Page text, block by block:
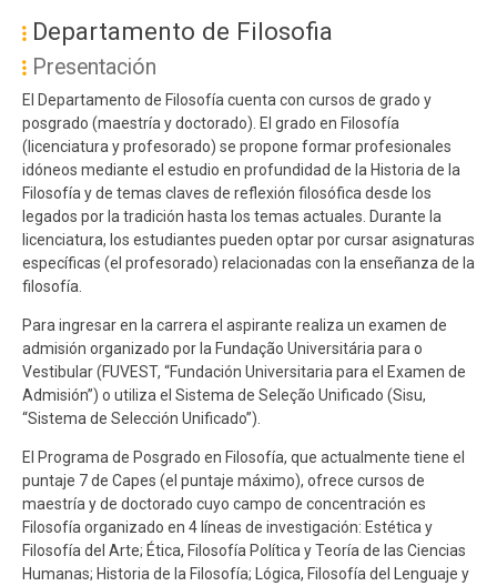
ES Departamento de Filosofia
Presentación
El Departamento de Filosofía cuenta con cursos de grado y
posgrado (maestría y doctorado). El grado en Filosofía
(licenciatura y profesorado) se propone formar profesionales
idóneos mediante el estudio en profundidad de la Historia de la
Filosofía y de temas claves de reflexión filosófica desde los
legados por la tradición hasta los temas actuales. Durante la
licenciatura, los estudiantes pueden optar por cursar asignaturas
específicas (el profesorado) relacionadas con la enseñanza de la
filosofía.
Para ingresar en la carrera el aspirante realiza un examen de
admisión organizado por la Fundação Universitária para o
Vestibular (FUVEST, “Fundación Universitaria para el Examen de
Admisión”) o utiliza el Sistema de Seleção Unificado (Sisu,
“Sistema de Selección Unificado”).
El Programa de Posgrado en Filosofía, que actualmente tiene el
puntaje 7 de Capes (el puntaje máximo), ofrece cursos de
maestría y de doctorado cuyo campo de concentración es
Filosofía organizado en 4 líneas de investigación: Estética y
Filosofía del Arte; Ética, Filosofía Política y Teoría de las Ciencias
Humanas; Historia de la Filosofía; Lógica, Filosofía del Lenguaje y